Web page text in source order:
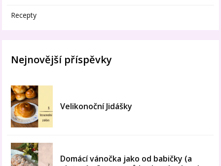
Recepty
Nejnovější příspěvky
Velikonoční Jidášky
Domácí vánočka jako od babičky (a